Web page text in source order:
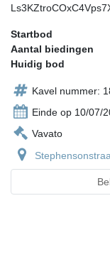
Startbod
Aantal biedingen
Huidig bod
Kavel nummer:
Einde op 10/07/
Vavato